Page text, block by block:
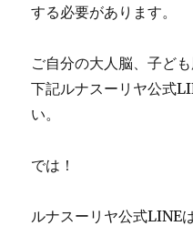
する必要があります。
ご自分の大人脳、子ど
下記ルナスーリヤ公式
い。
では！
ルナスーリヤ公式LINE